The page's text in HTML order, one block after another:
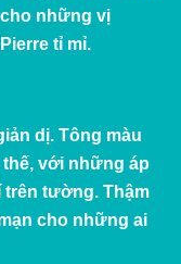
những vị
tỉ mỉ.
dị. Tông màu
với những áp
trên tường. Thậm
cho những ai